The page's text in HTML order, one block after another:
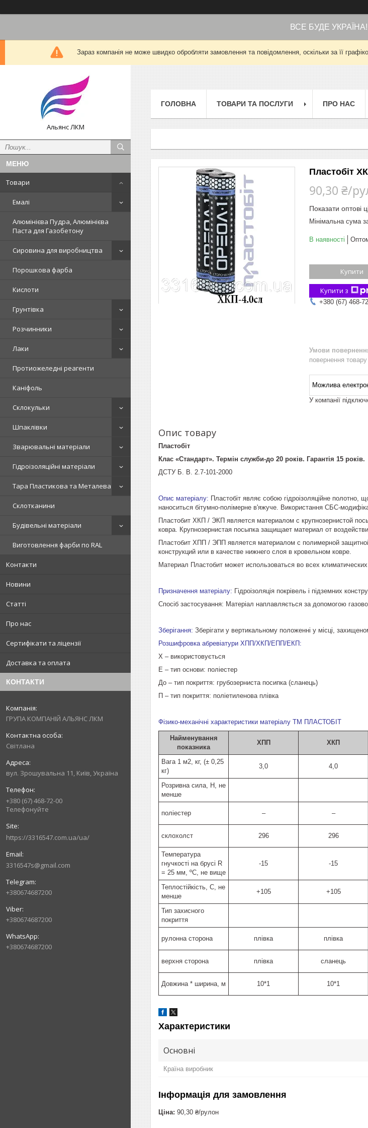
ВСЕ БУДЕ УКРАЇНА!
Зараз компанія не може швидко обробляти замовлення та повідомлення, оскільки за її
Альянс ЛКМ
Товари
Емалі
Алюмінієва Пудра, Алюмінієва
Паста для Газобетону
Сировина для виробництва
Порошкова фарба
Кислоти
Грунтівка
Розчинники
Лаки
Протиожеледні реагенти
Каніфоль
Склокульки
Шпаклівки
Зварювальні матеріали
Гідроізоляційні матеріали
Тара Пластикова та Металева
Склотканини
Будівельні матеріали
Виготовлення фарби по RAL
Контакти
Новини
Статті
Про нас
Сертифікати та ліцензії
Доставка та оплата
КОНТАКТИ
ГРУПА КОМПАНІЙ АЛЬЯНС ЛКМ
Світлана
вул. Зрошувальна 11, Київ, Україна
+380 (67) 468-72-00
Телефонуйте
https://3316547.com.ua/ua/
3316547s@gmail.com
+380674687200
+380674687200
+380674687200
ГОЛОВНА ТОВАРИ ТА ПОСЛУГИ ПРО НАС
Пластобіт
90,30 ₴/
Показати оптові
Мінімальна сума
В наявності
Купити
Купити з
+380 (67) 468-
повернення
У компанії
Опис товару
Пластобіт
Клас «Стандарт». Термін служби-до 20 років. Гарантія 15 років.
ДСТУ Б. В. 2.7-101-2000
Опис матеріалу: Пластобіт являє собою гідроізоляційне полотно,
наноситься бітумно-полімерне в'яжуче. Використання СБС-
Пластобит ХКП / ЭКП является материалом с крупнозернистой
ковра. Крупнозернистая посыпка защищает материал от
Пластобит ХПП / ЭПП является материалом с полимерной
конструкций или в качестве нижнего слоя в кровельном ковре.
Материал Пластобит может использоваться во всех климатических
Призначення матеріалу: Гідроізоляція покрівель і підземних
Спосіб застосування: Матеріал наплавляється за допомогою
Зберігання: Зберігати у вертикальному положенні у місці,
Розшифровка абревіатури ХПП/ХКП/ЕПП/ЕКП:
Х – використовується
Е – тип основи: поліестер
До – тип покриття: грубозерниста посипка (сланець)
П – тип покриття: поліетиленова плівка
Фізико-механічні характеристики матеріалу ТМ ПЛАСТОБІТ
Найменування
показника
ХПП ХКП
Вага 1 м2, кг, (± 0,25
кг)
3,0 4,0
Розривна сила, Н, не
менше
поліестер – –
склохолст 296 296
Температура
гнучкості на брусі R
= 25 мм, ºС, не вище
-15 -15
Теплостійкість, С, не
менше
+105 +105
Тип захисного
покриття
рулонна сторона плівка плівка
верхня сторона плівка сланець
Довжина * ширина, м 10*1 10*1
Характеристики
Основні
Країна виробник
Інформація для замовлення
Ціна: 90,30 ₴/рулон